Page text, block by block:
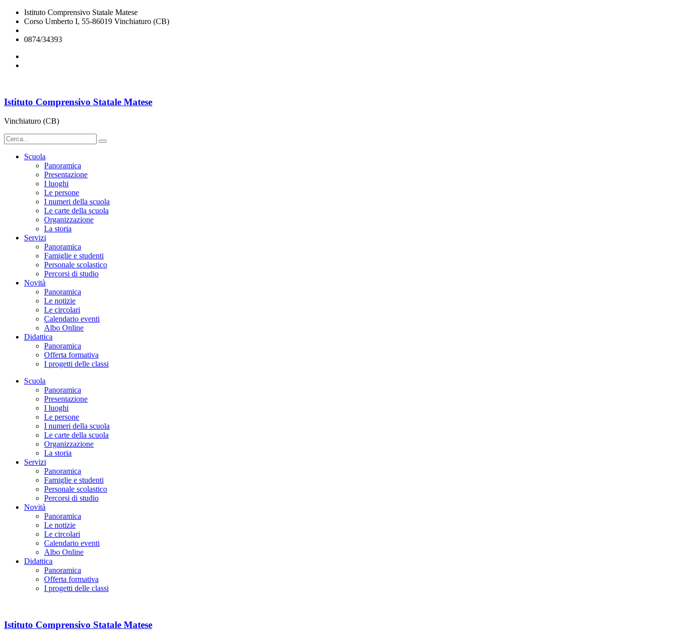
Istituto Comprensivo Statale Matese
Corso Umberto I, 55-86019 Vinchiaturo (CB)
0874/34393
Istituto Comprensivo Statale Matese
Vinchiaturo (CB)
Scuola
Panoramica
Presentazione
I luoghi
Le persone
I numeri della scuola
Le carte della scuola
Organizzazione
La storia
Servizi
Panoramica
Famiglie e studenti
Personale scolastico
Percorsi di studio
Novità
Panoramica
Le notizie
Le circolari
Calendario eventi
Albo Online
Didattica
Panoramica
Offerta formativa
I progetti delle classi
Scuola
Panoramica
Presentazione
I luoghi
Le persone
I numeri della scuola
Le carte della scuola
Organizzazione
La storia
Servizi
Panoramica
Famiglie e studenti
Personale scolastico
Percorsi di studio
Novità
Panoramica
Le notizie
Le circolari
Calendario eventi
Albo Online
Didattica
Panoramica
Offerta formativa
I progetti delle classi
Istituto Comprensivo Statale Matese